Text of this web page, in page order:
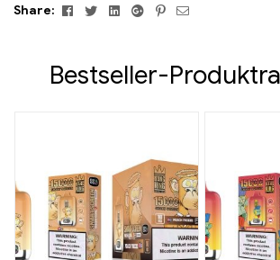
Share:
FacebookTwitterLinkedinGoogle+Pinterest
Email
Bestseller-